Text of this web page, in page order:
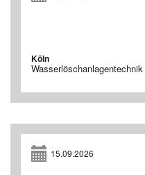
Köln
Wasserlöschanlagentechnik
15.09.2026